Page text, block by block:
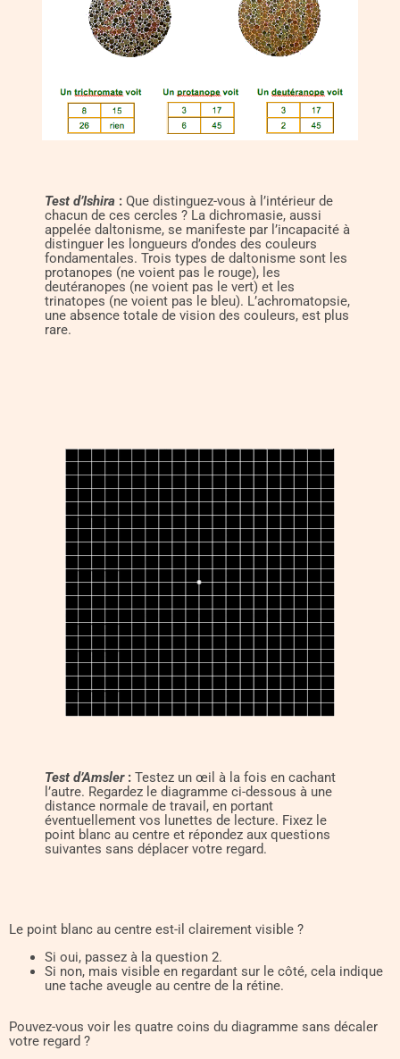
Test d’Ishira : Que distinguez-vous à l’intérieur de
chacun de ces cercles ? La dichromasie, aussi
appelée daltonisme, se manifeste par l’incapacité à
distinguer les longueurs d’ondes des couleurs
fondamentales. Trois types de daltonisme sont les
protanopes (ne voient pas le rouge), les
deutéranopes (ne voient pas le vert) et les
trinatopes (ne voient pas le bleu). L’achromatopsie,
une absence totale de vision des couleurs, est plus
rare.
Test d’Amsler: Testez un œil à la fois en cachant
l’autre. Regardez le diagramme ci-dessous à une
distance normale de travail, en portant
éventuellement vos lunettes de lecture. Fixez le
point blanc au centre et répondez aux questions
suivantes sans déplacer votre regard.
Le point blanc au centre est-il clairement visible ?
Si oui, passez à la question 2.
Si non, mais visible en regardant sur le côté, cela indique
une tache aveugle au centre de la rétine.
Pouvez-vous voir les quatre coins du diagramme sans décaler
votre regard ?